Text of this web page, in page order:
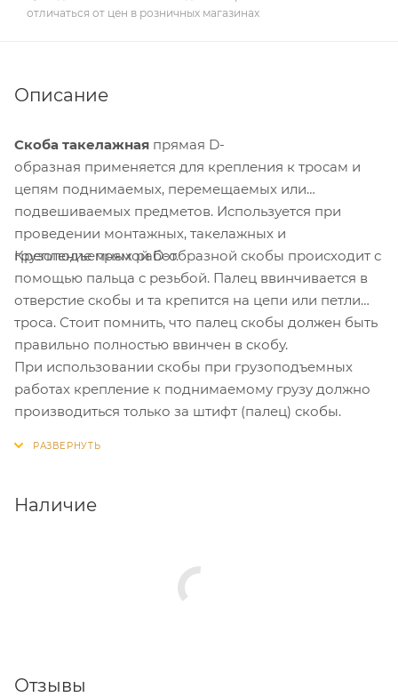
отличаться от цен в розничных магазинах
Описание
Скоба такелажная прямая D-
образная применяется для крепления к тросам и
цепям поднимаемых, перемещаемых или
подвешиваемых предметов. Используется при
проведении монтажных, такелажных и
грузоподъемных работ.
Крепление прямой D-образной скобы происходит с
помощью пальца с резьбой. Палец ввинчивается в
отверстие скобы и та крепится на цепи или петли
троса. Стоит помнить, что палец скобы должен быть
правильно полностью ввинчен в скобу.
При использовании скобы при грузоподъемных
работах крепление к поднимаемому грузу должно
производиться только за штифт (палец) скобы.
Наличие
Отзывы